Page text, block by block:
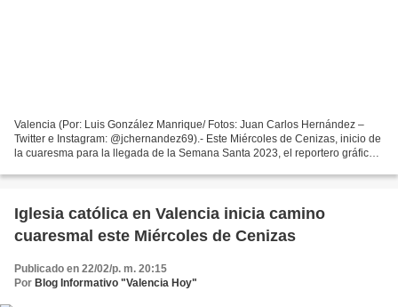
Valencia (Por: Luis González Manrique/ Fotos: Juan Carlos Hernández –
Twitter e Instagram: @jchernandez69).- Este Miércoles de Cenizas, inicio de
la cuaresma para la llegada de la Semana Santa 2023, el reportero gráfico
Iglesia católica en Valencia inicia camino
cuaresmal este Miércoles de Cenizas
Publicado en 22/02/p. m. 20:15
Por Blog Informativo "Valencia Hoy"